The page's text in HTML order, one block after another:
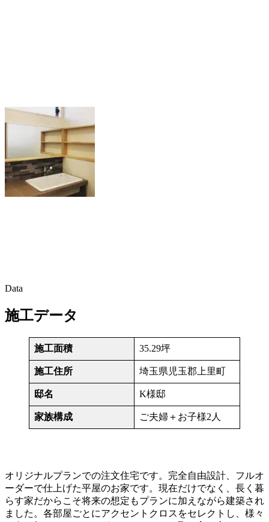
Data
施工データ
施工面積 35.29坪
施工住所 埼玉県児玉郡上里町
邸名 K様邸
家族構成 ご夫婦＋お子様2人
オリジナルプランでの注文住宅です。完全自由設計、フルオ
ーダーで仕上げた平屋のお家です。現在だけでなく、長く暮
らす家だからこそ将来の想定もプランに加えながら建築され
ました。各部屋ごとにアクセントクロスをセレクトし、様々